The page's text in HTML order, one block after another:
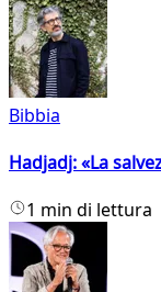
Bibbia
Hadjadj: «La
1 min di lettura